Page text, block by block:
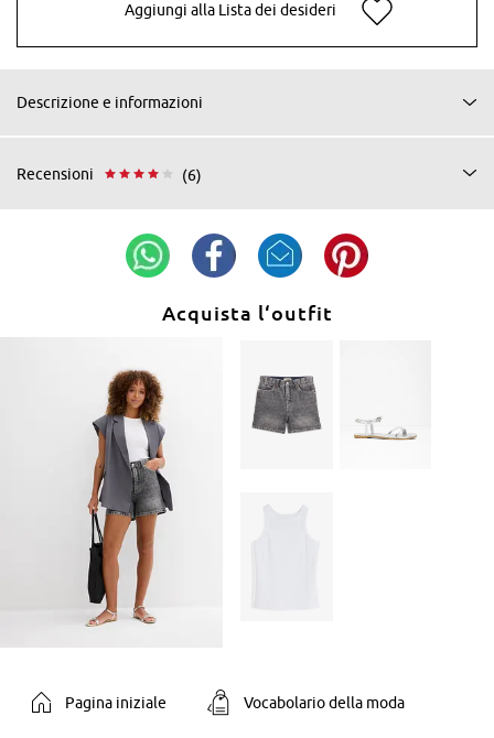
Aggiungi alla Lista dei desideri
Descrizione e informazioni
Recensioni (6)
Acquista l‘outfit
Pagina iniziale Vocabolario della moda